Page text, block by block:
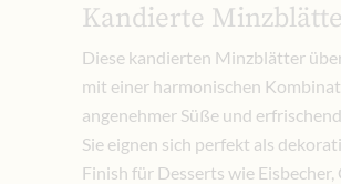
Kandierte
Diese kandierten Minzblätter
mit einer harmonischen
angenehmer Süße und
Sie eignen sich perfekt als
Finish für Desserts wie Eisbecher,